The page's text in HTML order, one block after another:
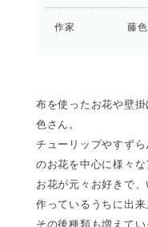
作家 藤色
布を使ったお花や壁
色さん。
チューリップやすず
のお花を中心に様々な
お花が元々お好きで
作っているうちに出来
その後種類も増えてい